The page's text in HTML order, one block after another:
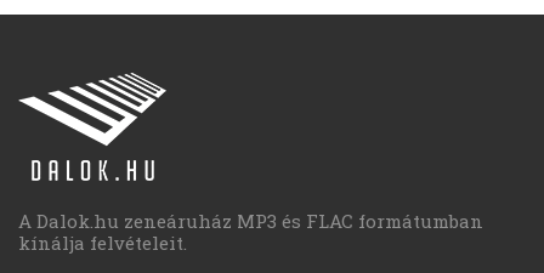
A Dalok.hu zeneáruház MP3 és FLAC formátumban
kínálja felvételeit.